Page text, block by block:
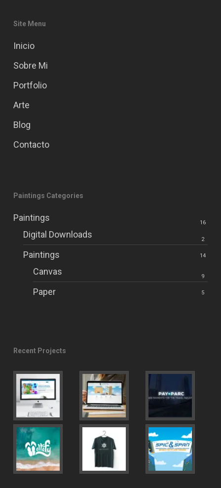
Site Menu
Inicio
Sobre Mi
Portfolio
Arte
Blog
Contacto
Paintings Categories
Paintings 16
Digital Downloads 2
Paintings 14
Canvas 9
Paper 5
Recent Projects